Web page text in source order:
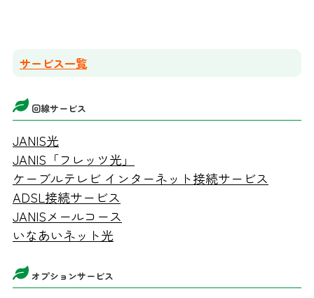
サービス一覧
回線サービス
JANIS光
JANIS「フレッツ光」
ケーブルテレビ インターネット接続サービス
ADSL接続サービス
JANISメールコース
いなあいネット光
オプションサービス